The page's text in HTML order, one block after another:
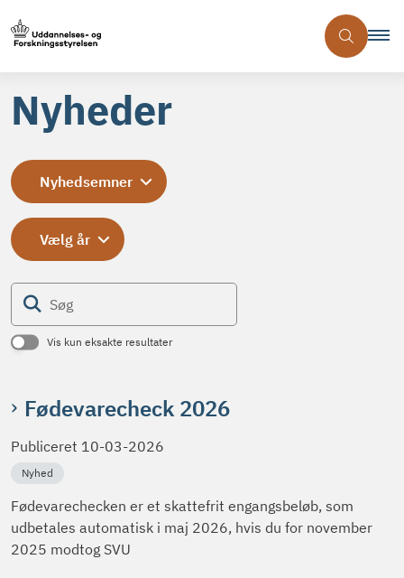
Nyheder
Vis kun eksakte resultater
Nyhedsemner
Vælg år
Fødevarecheck 2026
Publiceret 10-03-2026
Nyhed
Fødevarechecken er et skattefrit engangsbeløb, som
udbetales automatisk i maj 2026, hvis du for november
2025 modtog SVU